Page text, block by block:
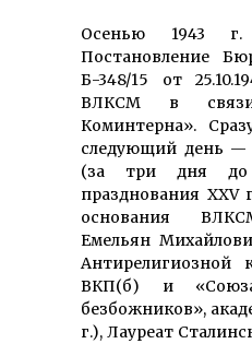
Осенью 1943
Постановление
Б-348/15 от
ВЛКСМ в
Коминтерна».
следующий день —
(за три дня до
празднования
основания
Емельян
ВКП(б) и
безбожников»,
г.), Лауреат